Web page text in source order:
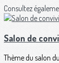
Consultez
Salon de
Thème du salon